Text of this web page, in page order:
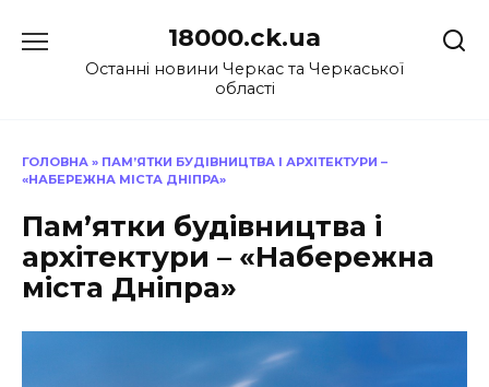
до
18000.ck.ua
Останні новини Черкас та Черкаської
області
ГОЛОВНА » ПАМ’ЯТКИ БУДІВНИЦТВА І АРХІТЕКТУРИ –
«НАБЕРЕЖНА МІСТА ДНІПРА»
Пам’ятки будівництва і
архітектури – «Набережна
міста Дніпра»